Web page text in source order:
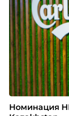
Номинация